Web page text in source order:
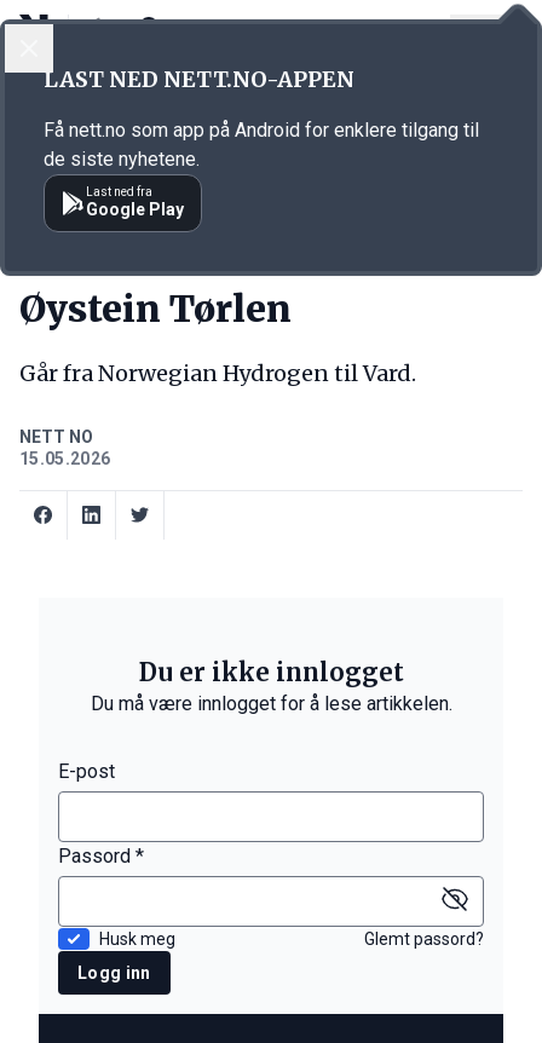
Annonsørinnhold
Øystein Tørlen
Går fra Norwegian Hydrogen til Vard.
NETT NO
15.05.2026
Du er ikke innlogget
Du må være innlogget for å lese artikkelen.
E-post
Passord *
Husk meg
Glemt passord?
Logg inn
LAST NED NETT.NO-APPEN
Få nett.no som app på Android for enklere tilgang til
de siste nyhetene.
Last ned fra
Google Play